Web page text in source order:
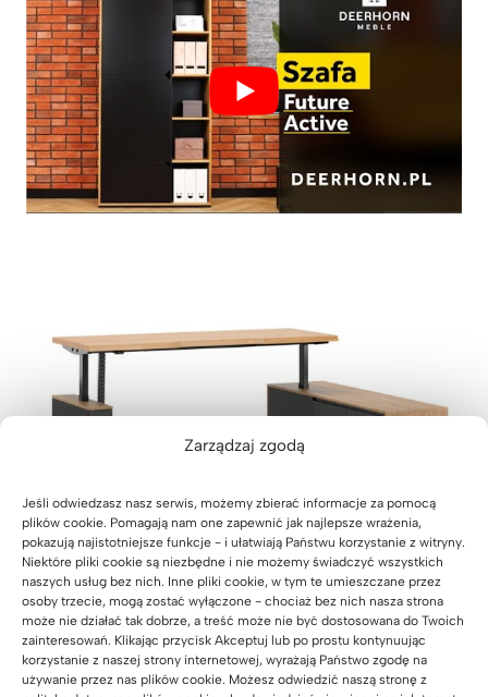
Zarządzaj zgodą
Jeśli odwiedzasz nasz serwis, możemy zbierać informacje za pomocą
plików cookie. Pomagają nam one zapewnić jak najlepsze wrażenia,
pokazują najistotniejsze funkcje - i ułatwiają Państwu korzystanie z witryny.
Niektóre pliki cookie są niezbędne i nie możemy świadczyć wszystkich
naszych usług bez nich. Inne pliki cookie, w tym te umieszczane przez
osoby trzecie, mogą zostać wyłączone - chociaż bez nich nasza strona
może nie działać tak dobrze, a treść może nie być dostosowana do Twoich
zainteresowań. Klikając przycisk Akceptuj lub po prostu kontynuując
korzystanie z naszej strony internetowej, wyrażają Państwo zgodę na
używanie przez nas plików cookie. Możesz odwiedzić naszą stronę z
Biurko narożne z regulacją
wysokości do biura i praktycznym
kontenerkiem 160×80
Zobacz produktB